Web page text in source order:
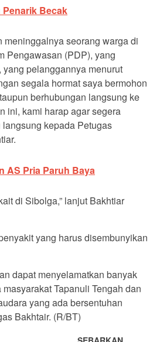
Becak
meninggalnya seorang warga di
Pengawasan (PDP), yang
pelanggannya menurut
segala hormat saya bermohon
berhubungan langsung ke
ini, kami harap agar segera
kepada Petugas
AS Pria Paruh Baya
di Sibolga,” lanjut Bakhtiar
yang harus disembunyikan
dapat menyelamatkan banyak
Tapanuli Tengah dan
yang ada bersentuhan
Bakhtair. (R/BT)